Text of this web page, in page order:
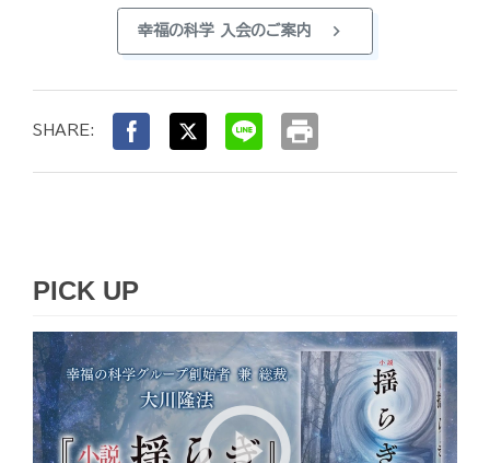
幸福の科学 入会のご案内 chevron_right
SHARE: print
PICK UP